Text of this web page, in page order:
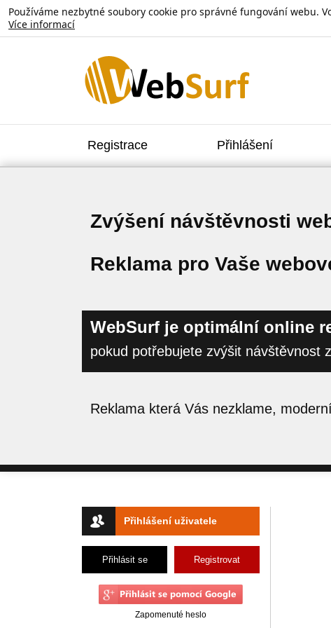
Používáme nezbytné soubory cookie pro správné fungování webu.
Více informací
Registrace Přihlášení
Zvýšení návštěvnosti
Reklama pro Vaše
WebSurf je optimální online
pokud potřebujete zvýšit návštěvnost
Reklama která Vás nezklame,
Přihlášení uživatele
Přihlásit se Registrovat
Zapomenuté heslo